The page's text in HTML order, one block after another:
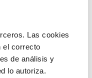
Las cookies
el correcto
de análisis y
lo autoriza.